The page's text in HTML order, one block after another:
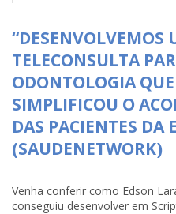
“DESENVOLVEMOS
TELECONSULTA
ODONTOLOGIA
SIMPLIFICOU O
DAS PACIENTES DA
(SAUDENETWORK)
Venha conferir como Edson
conseguiu desenvolver em